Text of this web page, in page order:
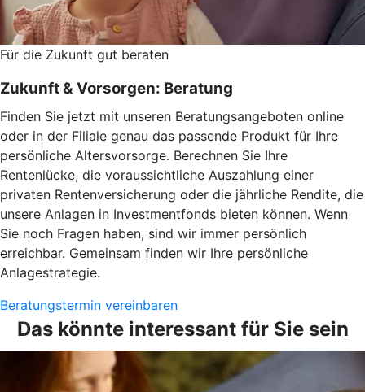
Für die Zukunft gut beraten
Zukunft & Vorsorgen: Beratung
Finden Sie jetzt mit unseren Beratungsangeboten online
oder in der Filiale genau das passende Produkt für Ihre
persönliche Altersvorsorge. Berechnen Sie Ihre
Rentenlücke, die voraussichtliche Auszahlung einer
privaten Rentenversicherung oder die jährliche Rendite, die
unsere Anlagen in Investmentfonds bieten können. Wenn
Sie noch Fragen haben, sind wir immer persönlich
erreichbar. Gemeinsam finden wir Ihre persönliche
Anlagestrategie.
Beratungstermin vereinbaren
Das könnte interessant für Sie sein